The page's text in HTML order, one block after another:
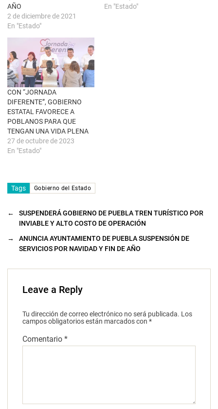
a
)
n
u
v
e
n
t
a
n
a
n
u
e
v
a
)
AÑO
2 de diciembre de 2021
En "Estado"
En "Estado"
CON “JORNADA
DIFERENTE”, GOBIERNO
ESTATAL FAVORECE A
POBLANOS PARA QUE
TENGAN UNA VIDA PLENA
27 de octubre de 2023
En "Estado"
Tags Gobierno del Estado
←
SUSPENDERÁ GOBIERNO DE PUEBLA TREN TURÍSTICO POR
INVIABLE Y ALTO COSTO DE OPERACIÓN
→
ANUNCIA AYUNTAMIENTO DE PUEBLA SUSPENSIÓN DE
SERVICIOS POR NAVIDAD Y FIN DE AÑO
Leave a Reply
Tu dirección de correo electrónico no será publicada. Los
campos obligatorios están marcados con *
Comentario *